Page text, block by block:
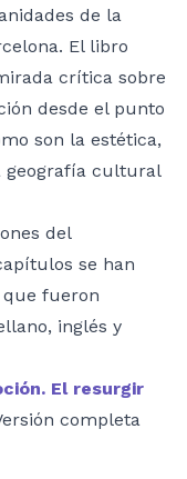
de la
El libro
crítica sobre
desde el punto
son la estética,
geografía cultural
del
se han
fueron
inglés y
El resurgir
completa